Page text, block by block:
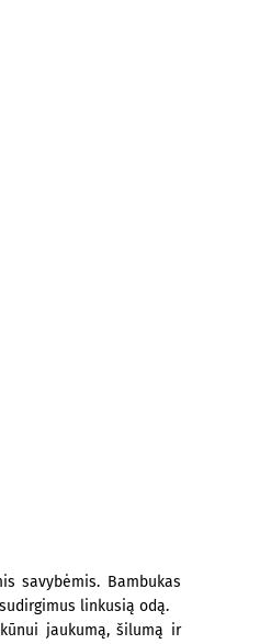
savybėmis. Bambukas
linkusią odą.
jaukumą, šilumą ir